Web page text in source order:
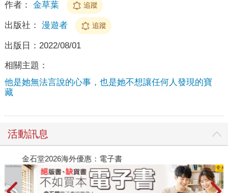
作者： 金草葉 追蹤
出版社： 漫遊者 追蹤
出版日： 2022/08/01
相關主題：
他是她無法言說的心事，也是她不想讓任何人發現的寶
藏
活動訊息
金石堂2026海外優惠：電子書